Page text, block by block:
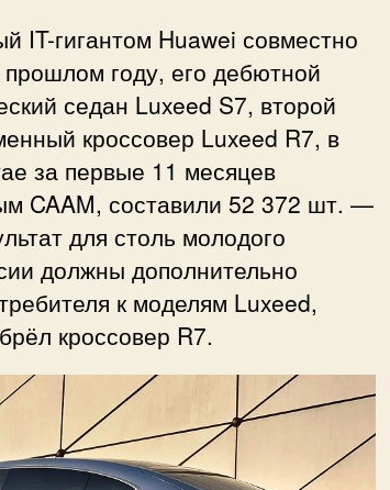
IT-гигантом Huawei совместно
году, его дебютной
седан Luxeed S7, второй
кроссовер Luxeed R7, в
за первые 11 месяцев
CAAM, составили 52 372 шт. —
для столь молодого
должны дополнительно
к моделям Luxeed,
кроссовер R7.